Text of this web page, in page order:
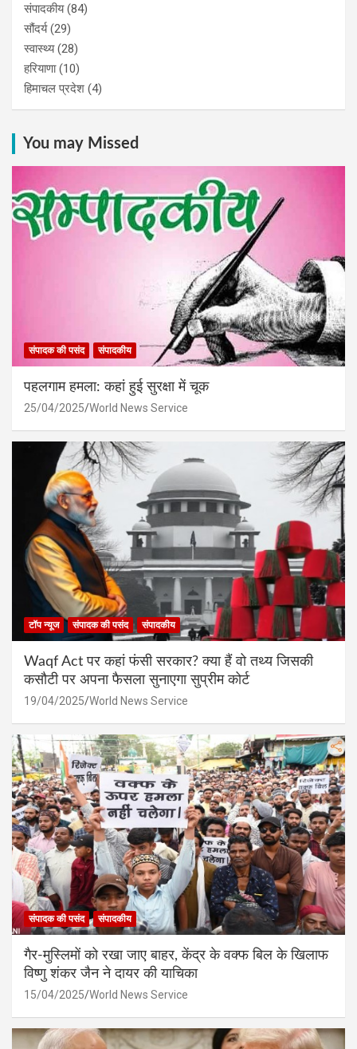
संपादकीय(84)
सौंदर्य(29)
स्वास्थ्य(28)
हरियाणा(10)
हिमाचल प्रदेश (4)
You may Missed
संपादक की पसंद संपादकीय
पहलगाम हमला: कहां हुई सुरक्षा में चूक
25/04/2025 World News Service
टॉप न्यूज संपादक की पसंद संपादकीय
Waqf Act पर कहां फंसी सरकार? क्या हैं वो तथ्य जिसकी
कसौटी पर अपना फैसला सुनाएगा सुप्रीम कोर्ट
19/04/2025 World News Service
संपादक की पसंद संपादकीय
गैर-मुस्लिमों को रखा जाए बाहर, केंद्र के वक्फ बिल के खिलाफ
विष्णु शंकर जैन ने दायर की याचिका
15/04/2025 World News Service